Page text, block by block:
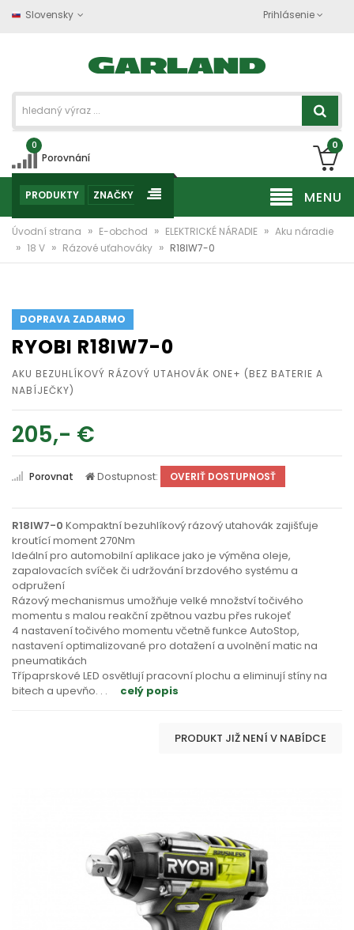
Slovensky Prihlásenie
0
Porovnání
0
MENU
PRODUKTY ZNAČKY
Úvodní strana » E-obchod » ELEKTRICKÉ NÁRADIE » Aku náradie
» 18 V » Rázové uťahováky » R18IW7-0
DOPRAVA ZADARMO
RYOBI R18IW7-0
AKU BEZUHLÍKOVÝ RÁZOVÝ UTAHOVÁK ONE+ (BEZ BATERIE A
NABÍJEČKY)
205,- €
Porovnat Dostupnost: OVERIŤ DOSTUPNOSŤ
R18IW7-0 Kompaktní bezuhlíkový rázový utahovák zajišťuje
kroutící moment 270Nm
Ideální pro automobilní aplikace jako je výměna oleje,
zapalovacích svíček či udržování brzdového systému a
odpružení
Rázový mechanismus umožňuje velké množství točivého
momentu s malou reakční zpětnou vazbu přes rukojeť
4 nastavení točivého momentu včetně funkce AutoStop,
nastavení optimalizované pro dotažení a uvolnění matic na
pneumatikách
Třípaprskové LED osvětlují pracovní plochu a eliminují stíny na
bitech a upevňo. . . celý popis
PRODUKT JIŽ NENÍ V NABÍDCE